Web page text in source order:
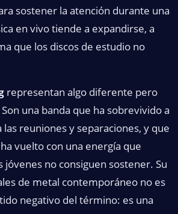
sostener la atención durante una
en vivo tiende a expandirse, a
que los discos de estudio no
representan algo diferente pero
una banda que ha sobrevivido a
las reuniones y separaciones, y que
vuelto con una energía que
jóvenes no consiguen sostener. Su
de metal contemporáneo no es
negativo del término: es una